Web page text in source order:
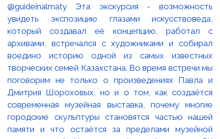
@guideinalmaty Эта экскурсия - возможность
увидеть экспозицию глазами искусствоведа,
который создавал её концепцию, работал с
архивами, встречался с художниками и собирал
воедино историю одной из самых известных
творческих семей Казахстана. Во время встречи мы
поговорим не только о произведениях Павла и
Дмитрия Шороховых, но и о том, как создаётся
современная музейная выставка, почему многие
городские скульптуры становятся частью нашей
памяти и что остаётся за пределами музейной